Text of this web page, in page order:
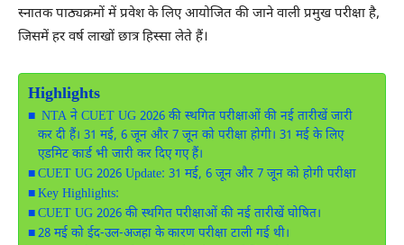
स्नातक पाठ्यक्रमों में प्रवेश के लिए आयोजित की जाने वाली प्रमुख परीक्षा है,
जिसमें हर वर्ष लाखों छात्र हिस्सा लेते हैं।
Highlights
NTA ने CUET UG 2026 की स्थगित परीक्षाओं की नई तारीखें जारी
कर दी हैं। 31 मई, 6 जून और 7 जून को परीक्षा होगी। 31 मई के लिए
एडमिट कार्ड भी जारी कर दिए गए हैं।
CUET UG 2026 Update: 31 मई, 6 जून और 7 जून को होगी परीक्षा
Key Highlights:
CUET UG 2026 की स्थगित परीक्षाओं की नई तारीखें घोषित।
28 मई को ईद-उल-अजहा के कारण परीक्षा टाली गई थी।